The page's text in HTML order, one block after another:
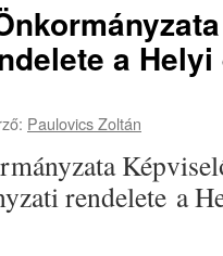
a
Paulovics Zoltán
rendelete a